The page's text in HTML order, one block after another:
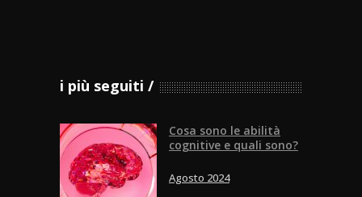
i più seguiti
Cosa sono le abilità
cognitive e quali sono?
Agosto 2024